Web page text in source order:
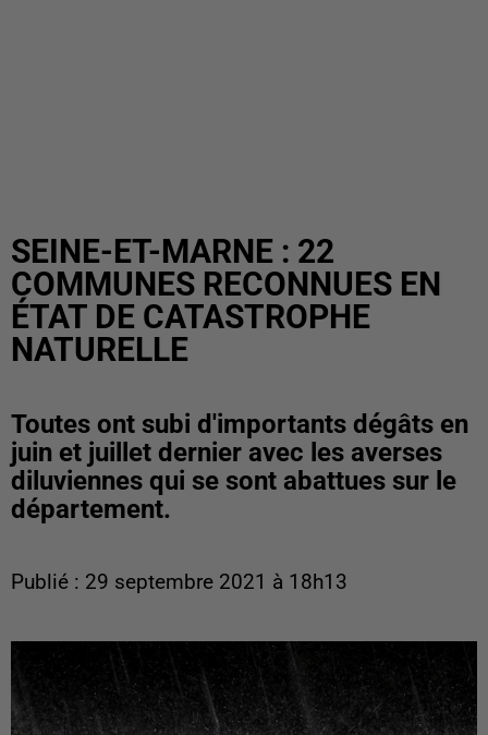
SEINE-ET-MARNE : 22
COMMUNES RECONNUES EN
ÉTAT DE CATASTROPHE
NATURELLE
Toutes ont subi d'importants dégâts en
juin et juillet dernier avec les averses
diluviennes qui se sont abattues sur le
département.
Publié : 29 septembre 2021 à 18h13